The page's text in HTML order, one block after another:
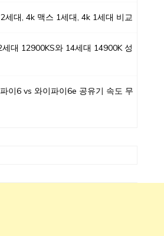
세대, 4k 맥스 1세대, 4k 1세대 비교
대 12900KS와 14세대 14900K 성
이6 vs 와이파이6e 공유기 속도 무